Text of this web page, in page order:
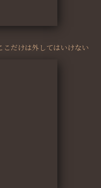
こだけは外してはいけない